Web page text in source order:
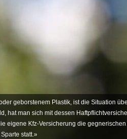
geborstenem Plastik, ist die Situation
hat man sich mit dessen
eigene Kfz-Versicherung die
statt.»